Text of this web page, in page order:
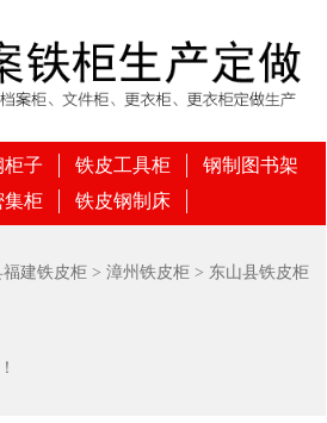
柜子 铁皮工具柜
钢制图书架
集柜 铁皮钢制床
福建铁皮柜 > 漳州铁皮柜 > 东山县铁皮柜